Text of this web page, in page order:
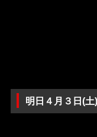
明日４月３日(土